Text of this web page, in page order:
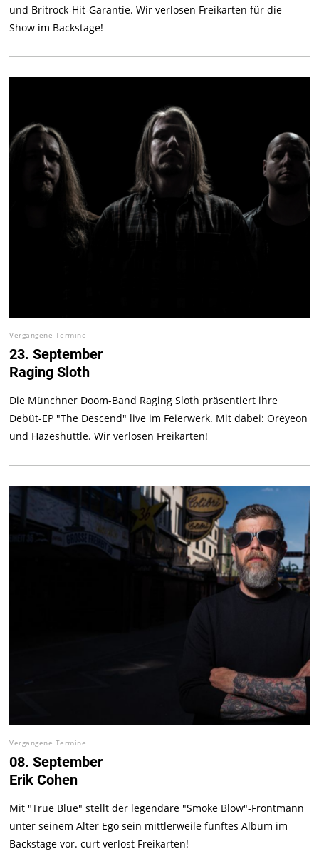
und Britrock-Hit-Garantie. Wir verlosen Freikarten für die
Show im Backstage!
Vergangene Termine
23. September
Raging Sloth
Die Münchner Doom-Band Raging Sloth präsentiert ihre
Debüt-EP "The Descend" live im Feierwerk. Mit dabei: Oreyeon
und Hazeshuttle. Wir verlosen Freikarten!
Vergangene Termine
08. September
Erik Cohen
Mit "True Blue" stellt der legendäre "Smoke Blow"-Frontmann
unter seinem Alter Ego sein mittlerweile fünftes Album im
Backstage vor. curt verlost Freikarten!